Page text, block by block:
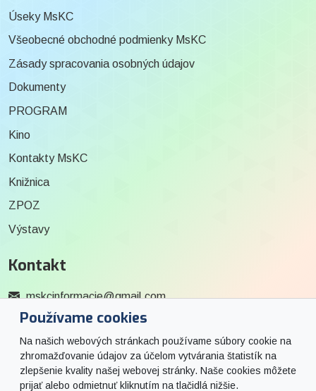
Používame cookies
Na našich webových stránkach používame súbory cookie na
zhromažďovanie údajov za účelom vytvárania štatistík na
zlepšenie kvality našej webovej stránky. Naše cookies môžete
prijať alebo odmietnuť kliknutím na tlačidlá nižšie.
Úseky MsKC
Všeobecné obchodné podmienky MsKC
Zásady spracovania osobných údajov
Dokumenty
PROGRAM
Kino
Kontakty MsKC
Knižnica
ZPOZ
Výstavy
Kontakt
mskcinformacie@gmail.com
0915 727 244
Social
Facebook